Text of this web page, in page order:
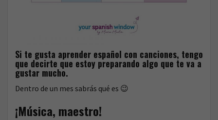
Si te gusta aprender español con canciones, tengo
que decirte que estoy preparando algo que te va a
gustar mucho.
Dentro de un mes sabrás qué es 😉
¡Música, maestro!